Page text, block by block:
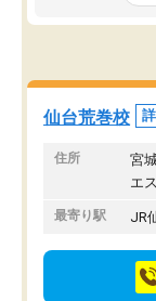
しかし、以前
ブルでびっくり
通って1年以上
み方が真っす
で復習や予習
ています。
駅前なので送
ていますが、
損はないなと
仙台荒巻校
住所
宮
エ
最寄り駅 JR